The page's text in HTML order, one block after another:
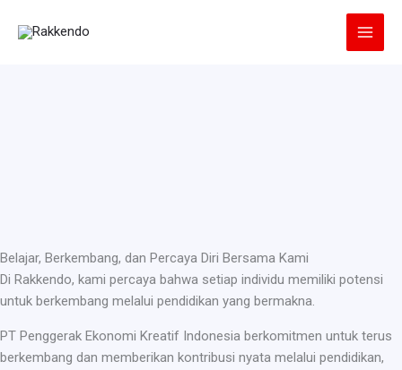
Belajar, Berkembang, dan Percaya Diri Bersama Kami
Di Rakkendo, kami percaya bahwa setiap individu memiliki potensi
untuk berkembang melalui pendidikan yang bermakna.
PT Penggerak Ekonomi Kreatif Indonesia berkomitmen untuk terus
berkembang dan memberikan kontribusi nyata melalui pendidikan,